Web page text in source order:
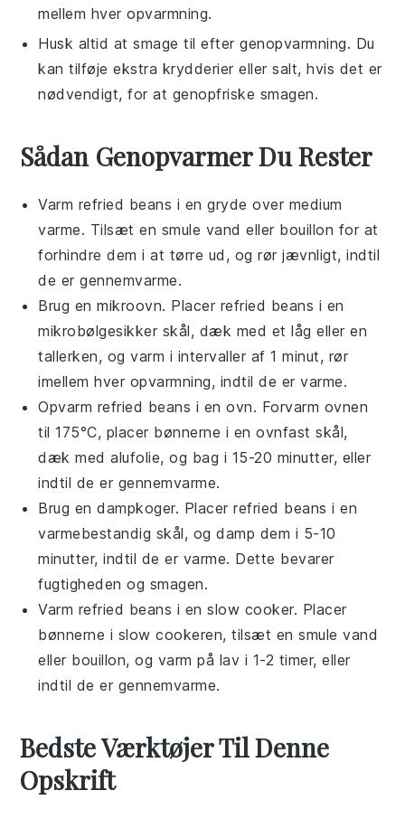
mellem hver opvarmning.
Husk altid at smage til efter genopvarmning. Du
kan tilføje ekstra krydderier ellersalt, hvis det er
nødvendigt, for at genopfriske smagen.
Sådan Genopvarmer Du Rester
Varm refried beans i en gryde over medium
varme. Tilsæt en smule vand eller bouillon for at
forhindre dem i at tørre ud, og rør jævnligt, indtil
de er gennemvarme.
Brug enmikroovn. Placer refried beans i en
mikrobølgesikker skål, dæk med et låg eller en
tallerken, og varm i intervaller af 1 minut, rør
imellem hver opvarmning, indtil de er varme.
Opvarm refried beans i enovn. Forvarm ovnen
til 175°C, placer bønnerne i en ovnfast skål,
dæk medalufolie, og bag i 15-20 minutter, eller
indtil de er gennemvarme.
Brug endampkoger. Placerrefried beans i en
varmebestandig skål, og damp dem i 5-10
minutter, indtil de er varme. Dette bevarer
fugtigheden og smagen.
Varm refried beans i enslow cooker. Placer
bønnerne i slow cookeren, tilsæt en smulevand
eller bouillon, og varm på lav i 1-2 timer, eller
indtil de er gennemvarme.
Bedste Værktøjer Til Denne
Opskrift